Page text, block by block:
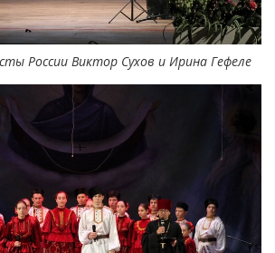
России Виктор Сухов и Ирина Гефеле